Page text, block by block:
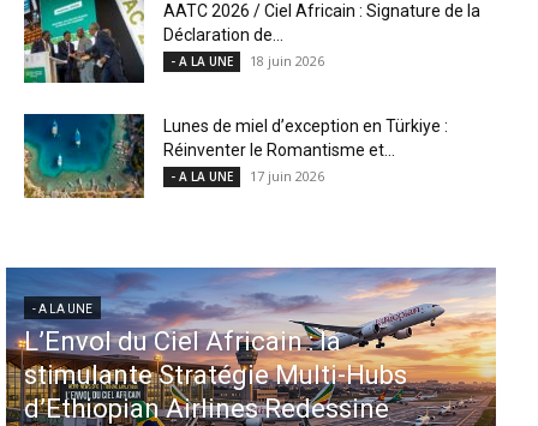
AATC 2026 / Ciel Africain : Signature de la
Déclaration de...
- A LA UNE 18 juin 2026
Lunes de miel d’exception en Türkiye :
Réinventer le Romantisme et...
- A LA UNE 17 juin 2026
- A LA UNE
Aéroports US : les États-Unis
injectent 870 millions de dollars
dans 339 projets, Los Angeles et